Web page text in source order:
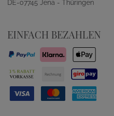
DE-07745 Jena - Thüringen
EINFACH BEZAHLEN